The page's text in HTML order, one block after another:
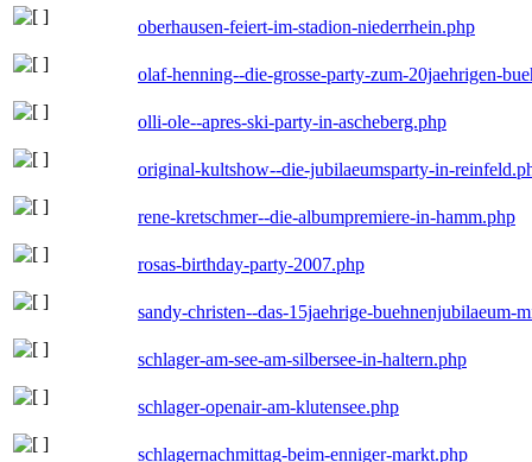
oberhausen-feiert-im-stadion-niederrhein.php
olaf-henning--die-grosse-party-zum-20jaehrigen-
olli-ole--apres-ski-party-in-ascheberg.php
original-kultshow--die-jubilaeumsparty-in-
rene-kretschmer--die-albumpremiere-in-hamm.php
rosas-birthday-party-2007.php
sandy-christen--das-15jaehrige-buehnenjubilaeum-
schlager-am-see-am-silbersee-in-haltern.php
schlager-openair-am-klutensee.php
schlagernachmittag-beim-enniger-markt.php